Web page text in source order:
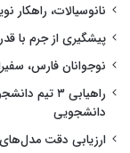
نانوسیالات، راهکار
پیشگیری از جرم
نوجوانان فارس،
راهیابی ۳
دانشجویی
ارزیابی دقت